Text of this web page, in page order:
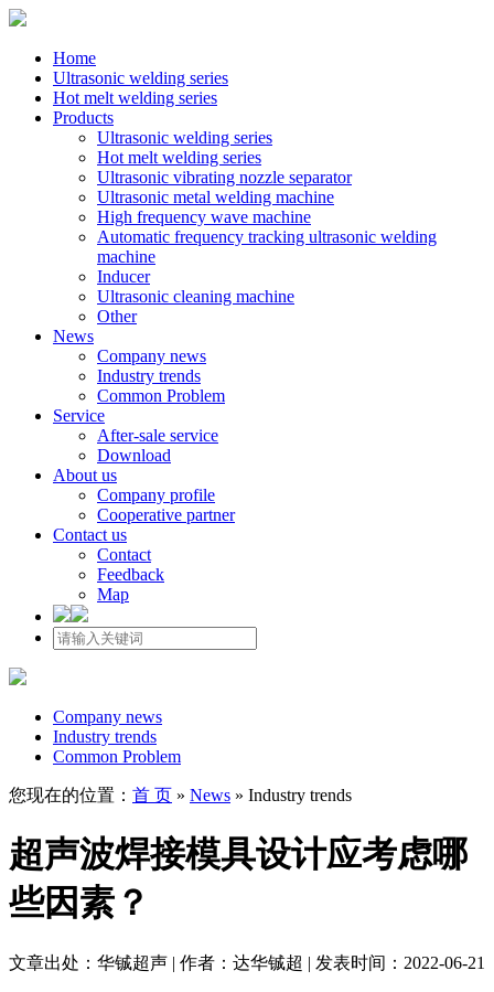
Home
Ultrasonic welding series
Hot melt welding series
Products
Ultrasonic welding series
Hot melt welding series
Ultrasonic vibrating nozzle separator
Ultrasonic metal welding machine
High frequency wave machine
Automatic frequency tracking ultrasonic welding
machine
Inducer
Ultrasonic cleaning machine
Other
News
Company news
Industry trends
Common Problem
Service
After-sale service
Download
About us
Company profile
Cooperative partner
Contact us
Contact
Feedback
Map
Company news
Industry trends
Common Problem
您现在的位置： 首 页 » News » Industry trends
超声波焊接模具设计应考虑哪
些因素？
文章出处：华铖超声 | 作者：达华铖超 | 发表时间：2022-06-21